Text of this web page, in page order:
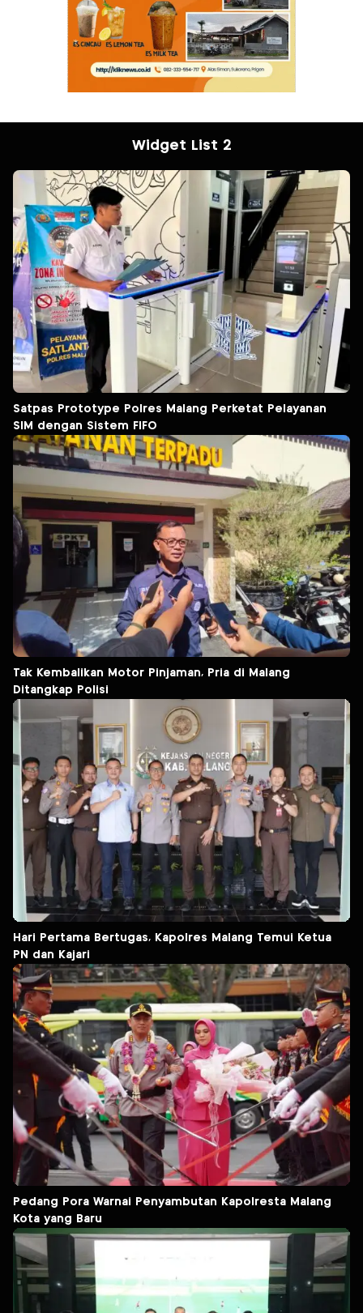
Widget List 2
Satpas Prototype Polres Malang Perketat Pelayanan
SIM dengan Sistem FIFO
Tak Kembalikan Motor Pinjaman, Pria di Malang
Ditangkap Polisi
Hari Pertama Bertugas, Kapolres Malang Temui Ketua
PN dan Kajari
Pedang Pora Warnai Penyambutan Kapolresta Malang
Kota yang Baru